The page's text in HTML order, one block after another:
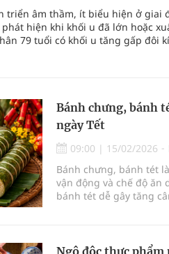
triển âm thầm, ít biểu hiện ở giai
hiện khi khối u đã lớn hoặc
79 tuổi có khối u tăng gấp đôi
Bánh chưng, bánh
ngày Tết
09:00 | 15/02/2026
Bánh chưng, bánh tét
vận động và chế độ
bánh tét dễ gây tăng
Ngộ độc thực